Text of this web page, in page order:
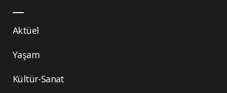
Aktüel
Yaşam
Kültür-Sanat